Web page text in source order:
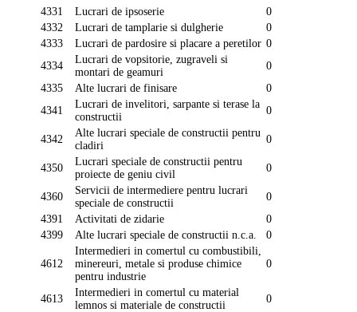
4331
Lucrari de ipsoserie
0
4332
Lucrari de tamplarie si dulgherie
0
4333
Lucrari de pardosire si placare a peretilor 0
4334
Lucrari de vopsitorie, zugraveli si
montari de geamuri
0
4335
Alte lucrari de finisare
0
4341
Lucrari de invelitori, sarpante si terase la
constructii
0
4342
Alte lucrari speciale de constructii pentru
cladiri
0
4350
Lucrari speciale de constructii pentru
proiecte de geniu civil
0
4360
Servicii de intermediere pentru lucrari
speciale de constructii
0
4391
Activitati de zidarie
0
4399
Alte lucrari speciale de constructii n.c.a. 0
4612
Intermedieri in comertul cu combustibili,
minereuri, metale si produse chimice
pentru industrie
0
4613
Intermedieri in comertul cu material
lemnos si materiale de constructii
0